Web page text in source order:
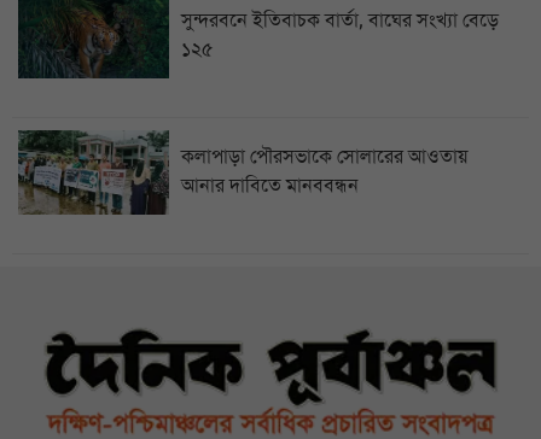
সুন্দরবনে ইতিবাচক বার্তা, বাঘের সংখ্যা বেড়ে
১২৫
কলাপাড়া পৌরসভাকে সোলারের আওতায়
আনার দাবিতে মানববন্ধন